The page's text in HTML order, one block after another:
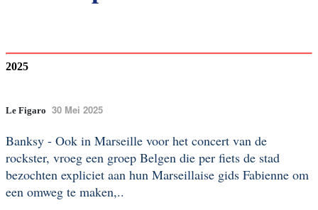
2025
Le Figaro 30 Mei 2025
Banksy - Ook in Marseille voor het concert van de
rockster, vroeg een groep Belgen die per fiets de stad
bezochten expliciet aan hun Marseillaise gids Fabienne om
een omweg te maken,..